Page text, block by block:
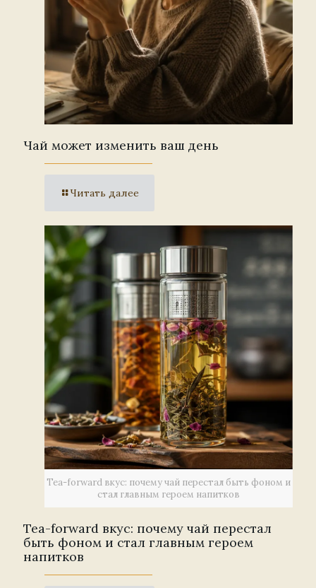
Чай может изменить ваш день
Читать далее
Tea-forward вкус: почему чай перестал быть фоном и
стал главным героем напитков
Tea-forward вкус: почему чай перестал
быть фоном и стал главным героем
напитков